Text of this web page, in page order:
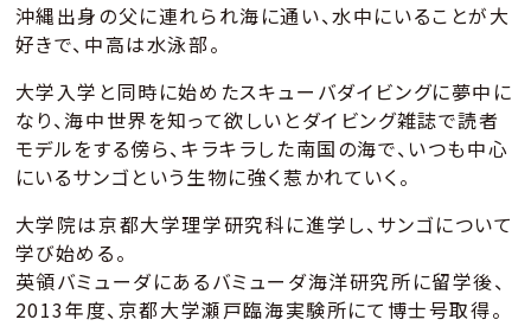
沖縄出身の父に連れられ海に通い、水中にいることが大
好きで、中高は水泳部。
大学入学と同時に始めたスキューバダイビングに夢中に
なり、海中世界を知って欲しいとダイビング雑誌で読者
モデルをする傍ら、キラキラした南国の海で、いつも中心
にいるサンゴという生物に強く惹かれていく。
大学院は京都大学理学研究科に進学し、サンゴについて
学び始める。
英領バミューダにあるバミューダ海洋研究所に留学後、
2013年度、京都大学瀬戸臨海実験所にて博士号取得。